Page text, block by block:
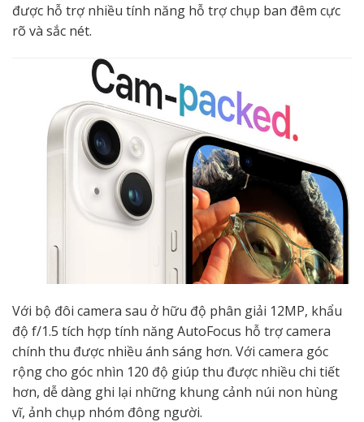
được hỗ trợ nhiều tính năng hỗ trợ chụp ban đêm cực
rõ và sắc nét.
Với bộ đôi camera sau ở hữu độ phân giải 12MP, khẩu
độ f/1.5 tích hợp tính năng AutoFocus hỗ trợ camera
chính thu được nhiều ánh sáng hơn. Với camera góc
rộng cho góc nhìn 120 độ giúp thu được nhiều chi tiết
hơn, dễ dàng ghi lại những khung cảnh núi non hùng
vĩ, ảnh chụp nhóm đông người.